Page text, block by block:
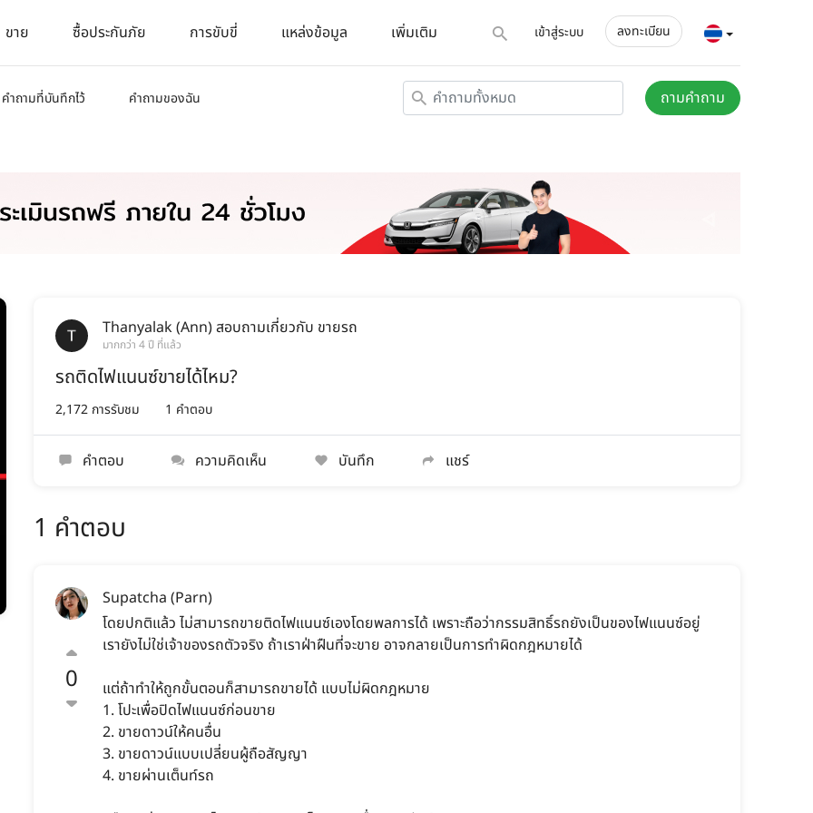
ขาย ซื้อประกันภัย การขับขี่ แหล่งข้อมูล เพิ่มเติม เข้าสู่ระบบ ลงทะเบียน
คำถามที่บันทึกไว้ คำถามของฉัน ถามคำถาม
Thanyalak (Ann)สอบถามเกี่ยวกับ ขายรถ
มากกว่า 4 ปี ที่แล้ว
รถติดไฟแนนซ์ขายได้ไหม?
2,172 การรับชม 1 คำตอบ
คำตอบ ความคิดเห็น บันทึก แชร์
1 คำตอบ
0
Supatcha (Parn)
โดยปกติแล้ว ไม่สามารถขายติดไฟแนนซ์เองโดยพลการได้ เพราะถือว่ากรรมสิทธิ์รถยังเป็นของไฟแนนซ์อยู่
เรายังไม่ใช่เจ้าของรถตัวจริง ถ้าเราฝ่าฝืนที่จะขาย อาจกลายเป็นการทำผิดกฎหมายได้
แต่ถ้าทำให้ถูกขั้นตอนก็สามารถขายได้ แบบไม่ผิดกฎหมาย
1. โปะเพื่อปิดไฟแนนซ์ก่อนขาย
2. ขายดาวน์ให้คนอื่น
3. ขายดาวน์แบบเปลี่ยนผู้ถือสัญญา
4. ขายผ่านเต็นท์รถ